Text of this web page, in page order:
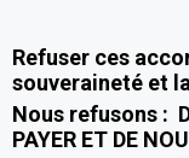
Refuser ces
souveraineté et
Nous refusons :
PAYER ET DE